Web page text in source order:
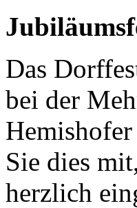
Das
bei der
Sie dies
herzlich